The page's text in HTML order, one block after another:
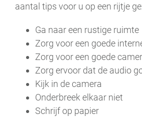
aantal tips voor u op een rijtje
Ga naar een rustige ruimte
Zorg voor een goede
Zorg voor een goede
Zorg ervoor dat de audio
Kijk in de camera
Onderbreek elkaar niet
Schrijf op papier